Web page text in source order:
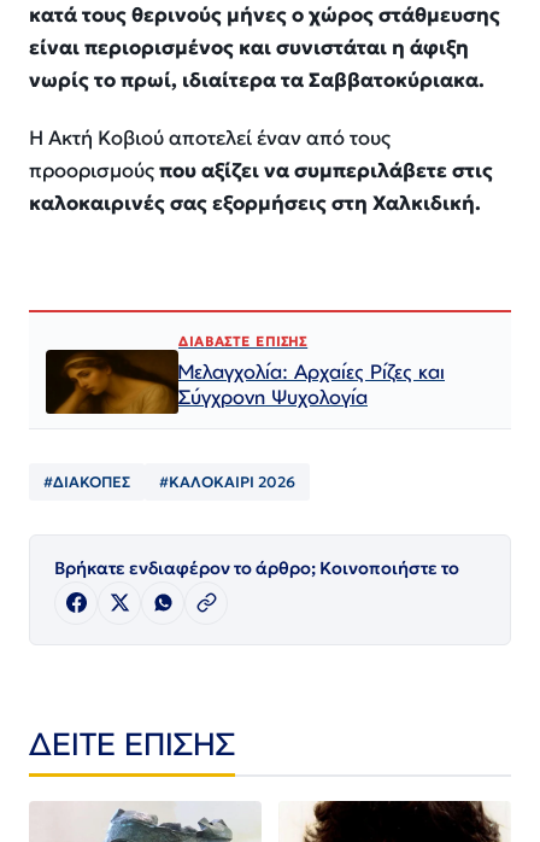
κατά τους θερινούς μήνες ο χώρος στάθμευσης
είναι περιορισμένος και συνιστάται η άφιξη
νωρίς το πρωί, ιδιαίτερα τα Σαββατοκύριακα.
Η Ακτή Κοβιού αποτελεί έναν από τους
προορισμούςπου αξίζει να συμπεριλάβετε στις
καλοκαιρινές σας εξορμήσεις στη Χαλκιδική.
ΔΙΑΒΑΣΤΕ ΕΠΙΣΗΣ
Μελαγχολία: Αρχαίες Ρίζες και
Σύγχρονη Ψυχολογία
#ΔΙΑΚΟΠΕΣ #ΚΑΛΟΚΑΙΡΙ 2026
Βρήκατε ενδιαφέρον το άρθρο; Κοινοποιήστε το
ΔΕΙΤΕ ΕΠΙΣΗΣ